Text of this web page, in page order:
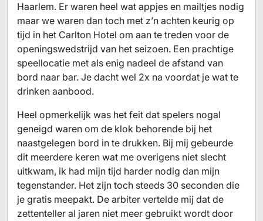
Haarlem. Er waren heel wat appjes en mailtjes nodig
maar we waren dan toch met z’n achten keurig op
tijd in het Carlton Hotel om aan te treden voor de
openingswedstrijd van het seizoen. Een prachtige
speellocatie met als enig nadeel de afstand van
bord naar bar. Je dacht wel 2x na voordat je wat te
drinken aanbood.
Heel opmerkelijk was het feit dat spelers nogal
geneigd waren om de klok behorende bij het
naastgelegen bord in te drukken. Bij mij gebeurde
dit meerdere keren wat me overigens niet slecht
uitkwam, ik had mijn tijd harder nodig dan mijn
tegenstander. Het zijn toch steeds 30 seconden die
je gratis meepakt. De arbiter vertelde mij dat de
zettenteller al jaren niet meer gebruikt wordt door